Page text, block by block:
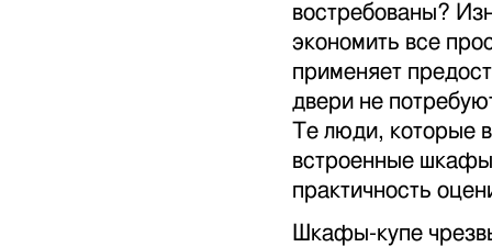
востребованы?
экономить все
применяет
двери не
Те люди, которые
встроенные шкафы
практичность
Шкафы-купе